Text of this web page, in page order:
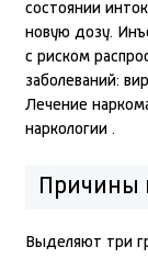
состоянии
новую дозу.
с риском
заболеваний:
Лечение
наркологии .
Причины
Выделяют три